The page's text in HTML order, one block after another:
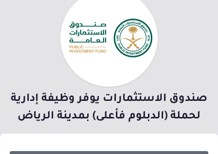
صندوق الاستثمارات يوفر وظيفة إدارية
لحملة (الدبلوم فأعلى) بمدينة الرياض